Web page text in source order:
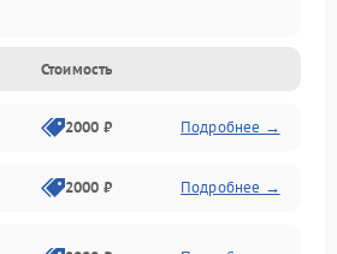
Стоимость
2000 ₽ Подробнее →
2000 ₽ Подробнее →